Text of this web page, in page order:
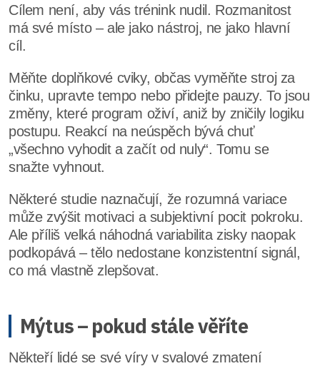
Cílem není, aby vás trénink nudil. Rozmanitost
má své místo – ale jako nástroj, ne jako hlavní
cíl.
Měňte doplňkové cviky, občas vyměňte stroj za
činku, upravte tempo nebo přidejte pauzy. To jsou
změny, které program oživí, aniž by zničily logiku
postupu. Reakcí na neúspěch bývá chuť
„všechno vyhodit a začít od nuly“. Tomu se
snažte vyhnout.
Některé studie naznačují, že rozumná variace
může zvýšit motivaci a subjektivní pocit pokroku.
Ale příliš velká náhodná variabilita zisky naopak
podkopává – tělo nedostane konzistentní signál,
co má vlastně zlepšovat.
Mýtus – pokud stále věříte
Někteří lidé se své víry v svalové zmatení